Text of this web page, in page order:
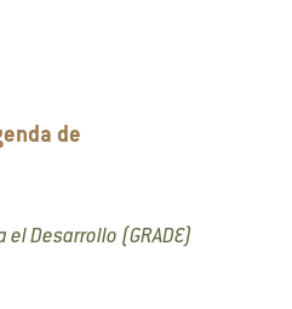
de
el Desarrollo (GRADE)